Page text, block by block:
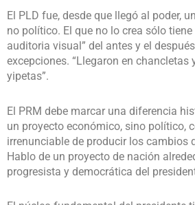
El PLD fue, desde que llegó al poder,
no político. El que no lo crea sólo tiene
auditoria visual” del antes y el
excepciones. “Llegaron en chancletas
yipetas”.
El PRM debe marcar una diferencia
un proyecto económico, sino político,
irrenunciable de producir los cambios
Hablo de un proyecto de nación
progresista y democrática del